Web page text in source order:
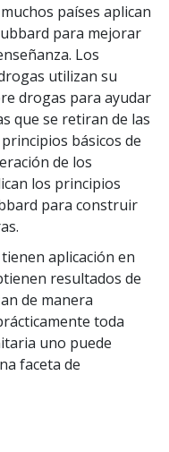
países aplican
para mejorar
Los
utilizan su
drogas para ayudar
que se retiran de las
básicos de
de los
los principios
para construir
aplicación en
resultados de
de manera
toda
uno puede
faceta de